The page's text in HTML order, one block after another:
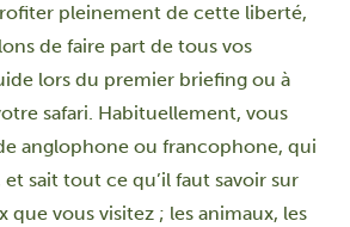
pleinement de cette liberté,
de faire part de tous vos
lors du premier briefing ou à
safari. Habituellement, vous
anglophone ou francophone, qui
sait tout ce qu’il faut savoir sur
que vous visitez ; les animaux, les